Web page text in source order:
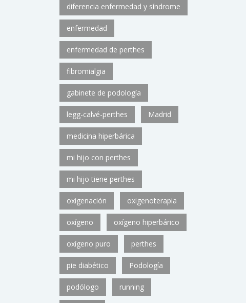
diferencia enfermedad y síndrome
enfermedad
enfermedad de perthes
fibromialgia
gabinete de podología
legg-calvé-perthes Madrid
medicina hiperbárica
mi hijo con perthes
mi hijo tiene perthes
oxigenación oxigenoterapia
oxígeno oxígeno hiperbárico
oxígeno puro perthes
pie diabético Podología
podólogo running